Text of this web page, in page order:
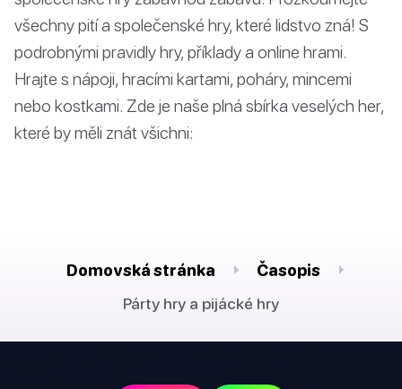
všechny pití a společenské hry, které lidstvo zná! S
podrobnými pravidly hry, příklady a online hrami.
Hrajte s nápoji, hracími kartami, poháry, mincemi
nebo kostkami. Zde je naše plná sbírka veselých her,
které by měli znát všichni:
Domovská stránka
Časopis
Párty hry a pijácké hry